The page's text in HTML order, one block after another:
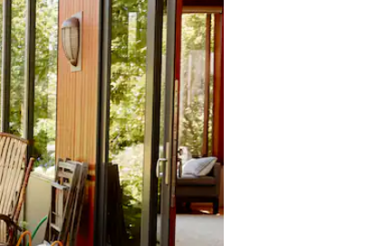
kwa kugusa au kutelezesha kidole kwenye ishara.